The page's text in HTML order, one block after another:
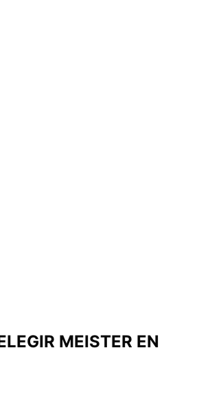
MEISTER EN